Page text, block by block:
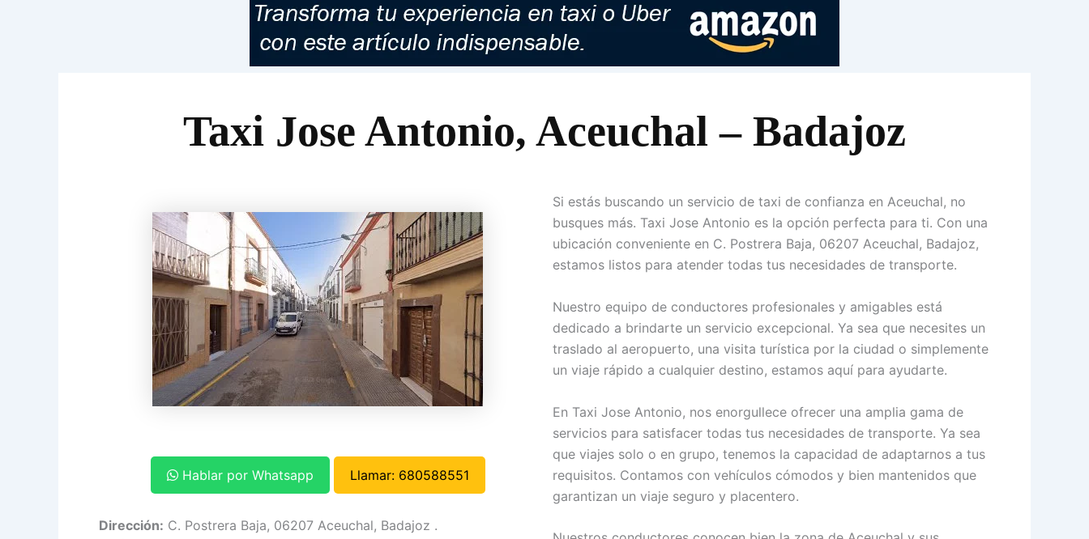
Taxi Jose Antonio, Aceuchal – Badajoz
Hablar por Whatsapp Llamar: 680588551
Dirección: C. Postrera Baja, 06207 Aceuchal, Badajoz .
Si estás buscando un servicio de taxi de confianza en Aceuchal, no
busques más. Taxi Jose Antonio es la opción perfecta para ti. Con una
ubicación conveniente en C. Postrera Baja, 06207 Aceuchal, Badajoz,
estamos listos para atender todas tus necesidades de transporte.
Nuestro equipo de conductores profesionales y amigables está
dedicado a brindarte un servicio excepcional. Ya sea que necesites un
traslado al aeropuerto, una visita turística por la ciudad o simplemente
un viaje rápido a cualquier destino, estamos aquí para ayudarte.
En Taxi Jose Antonio, nos enorgullece ofrecer una amplia gama de
servicios para satisfacer todas tus necesidades de transporte. Ya sea
que viajes solo o en grupo, tenemos la capacidad de adaptarnos a tus
requisitos. Contamos con vehículos cómodos y bien mantenidos que
garantizan un viaje seguro y placentero.